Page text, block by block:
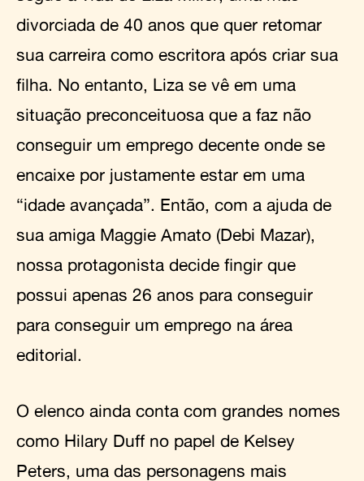
divorciada de 40 anos que quer retomar
sua carreira como escritora após criar sua
filha. No entanto, Liza se vê em uma
situação preconceituosa que a faz não
conseguir um emprego decente onde se
encaixe por justamente estar em uma
“idade avançada”. Então, com a ajuda de
sua amiga Maggie Amato (Debi Mazar),
nossa protagonista decide fingir que
possui apenas 26 anos para conseguir
para conseguir um emprego na área
editorial.
O elenco ainda conta com grandes nomes
como Hilary Duff no papel de Kelsey
Peters, uma das personagens mais